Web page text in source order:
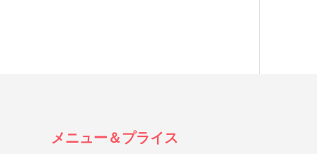
メニュー＆プライス